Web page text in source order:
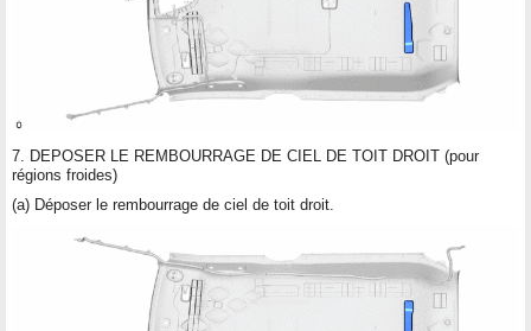
7. DEPOSER LE REMBOURRAGE DE CIEL DE TOIT DROIT (pour
régions froides)
(a) Déposer le rembourrage de ciel de toit droit.